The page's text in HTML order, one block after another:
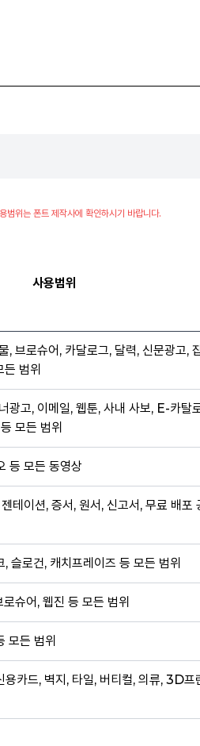
범위는 폰트 제작사에 확인하시기 바랍니다.
사용범위
, 브로슈어, 카달로그, 달력, 신문광고,
든 범위
광고, 이메일, 웹툰, 사내 사보, E-카탈
모든 범위
등 모든 동영상
테이션, 증서, 원서, 신고서, 무료 배포
슬로건, 캐치프레이즈 등 모든 범위
슈어, 웹진 등 모든 범위
모든 범위
용카드, 벽지, 타일, 버티컬, 의류, 3D프